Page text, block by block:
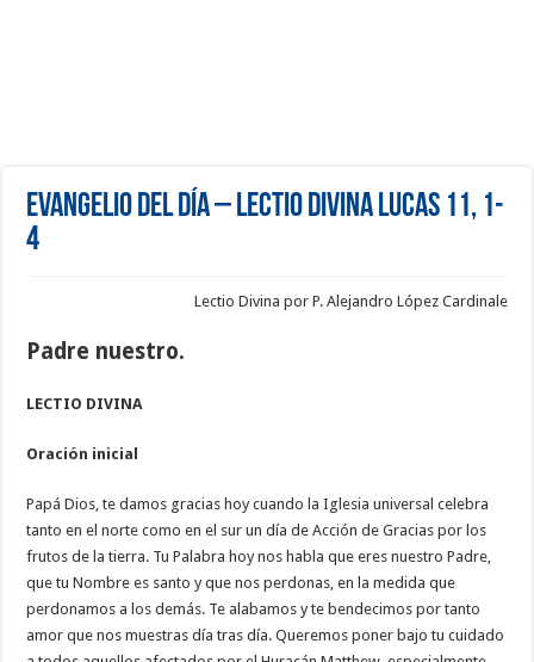
Evangelio del día – Lectio Divina Lucas 11, 1-
4
Lectio Divina por P. Alejandro López Cardinale
Padre nuestro.
LECTIO DIVINA
Oración inicial
Papá Dios, te damos gracias hoy cuando la Iglesia universal celebra
tanto en el norte como en el sur un día de Acción de Gracias por los
frutos de la tierra. Tu Palabra hoy nos habla que eres nuestro Padre,
que tu Nombre es santo y que nos perdonas, en la medida que
perdonamos a los demás. Te alabamos y te bendecimos por tanto
amor que nos muestras día tras día. Queremos poner bajo tu cuidado